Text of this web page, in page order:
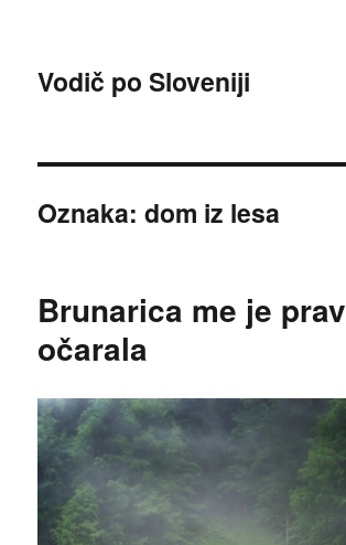
Vodič po Sloveniji
Oznaka:dom iz lesa
Brunarica me je prav
očarala